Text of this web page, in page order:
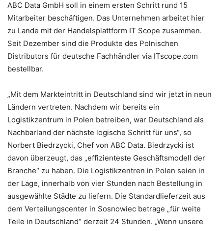
ABC Data GmbH soll in einem ersten Schritt rund 15
Mitarbeiter beschäftigen. Das Unternehmen arbeitet hier
zu Lande mit der Handelsplattform IT Scope zusammen.
Seit Dezember sind die Produkte des Polnischen
Distributors für deutsche Fachhändler via ITscope.com
bestellbar.
„Mit dem Markteintritt in Deutschland sind wir jetzt in neun
Ländern vertreten. Nachdem wir bereits ein
Logistikzentrum in Polen betreiben, war Deutschland als
Nachbarland der nächste logische Schritt für uns“, so
Norbert Biedrzycki, Chef von ABC Data. Biedrzycki ist
davon überzeugt, das „effizienteste Geschäftsmodell der
Branche“ zu haben. Die Logistikzentren in Polen seien in
der Lage, innerhalb von vier Stunden nach Bestellung in
ausgewählte Städte zu liefern. Die Standardlieferzeit aus
dem Verteilungscenter in Sosnowiec betrage „für weite
Teile in Deutschland“ derzeit 24 Stunden. „Wenn unsere